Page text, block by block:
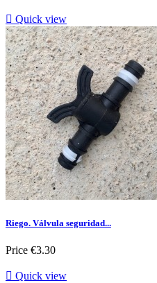
 Quick view
Riego. Válvula seguridad...
Price €3.30
 Quick view